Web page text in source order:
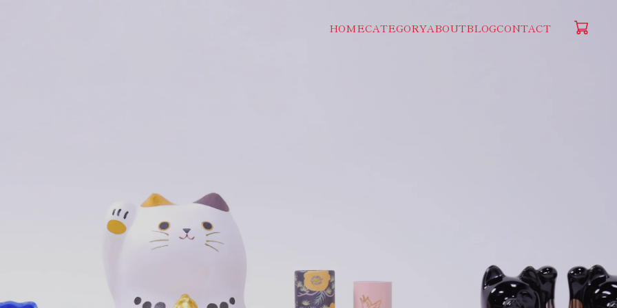
HOMECATEGORYABOUTBLOGCONTACT